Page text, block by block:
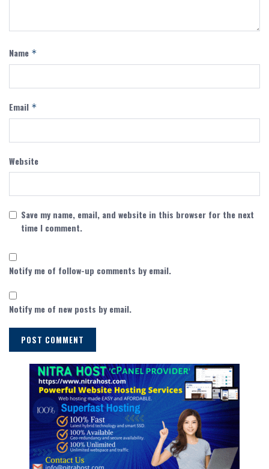
Name *
Email *
Website
Save my name, email, and website in this browser for the next
time I comment.
Notify me of follow-up comments by email.
Notify me of new posts by email.